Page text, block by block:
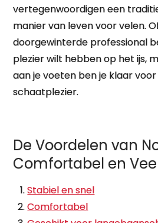
vertegenwoordigen een
manier van leven voor velen.
doorgewinterde professional
plezier wilt hebben op het ijs,
aan je voeten ben je klaar
schaatplezier.
De Voordelen van
Comfortabel en
Stabiel en snel
Comfortabel